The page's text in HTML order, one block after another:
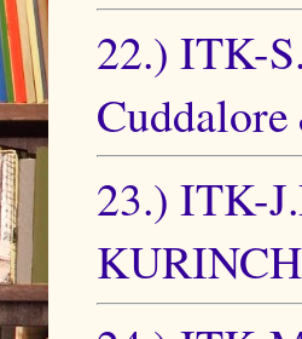
22.) ITK-
23.) ITK-